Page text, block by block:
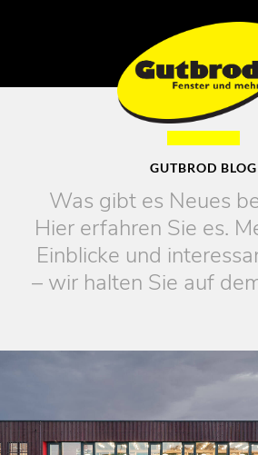
GUTBROD BLOG
Was gibt es Neues
Hier erfahren Sie es.
Einblicke und
– wir halten Sie auf